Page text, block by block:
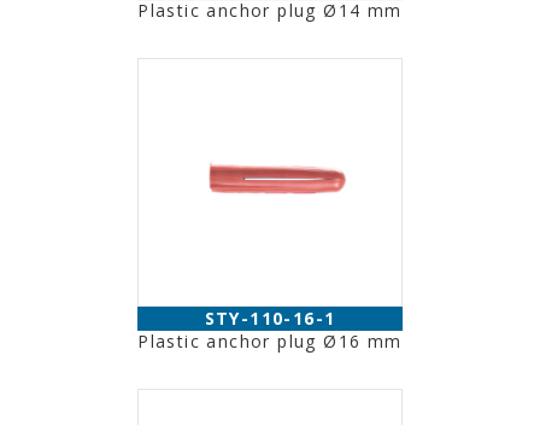
Plastic anchor plug Ø14 mm
STY-110-16-1
Plastic anchor plug Ø16 mm